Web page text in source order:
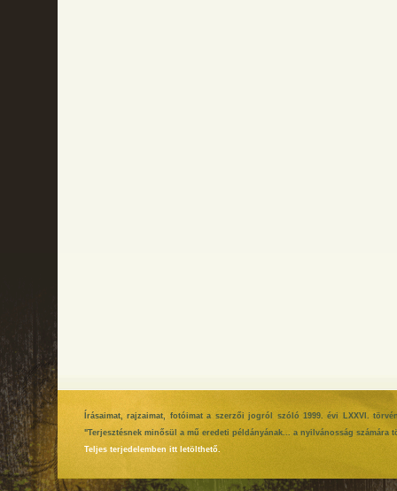
Írásaimat, rajzaimat, fotóimat a szerzői jogról szóló 1999. évi LXXVI.
"Terjesztésnek minősül a mű eredeti példányának... a nyilvánosság
Teljes terjedelemben itt letölthető.